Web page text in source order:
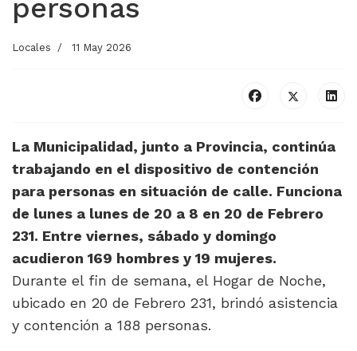
personas
Locales 11 May 2026
La Municipalidad, junto a Provincia, continúa
trabajando en el dispositivo de contención
para personas en situación de calle. Funciona
de lunes a lunes de 20 a 8 en 20 de Febrero
231. Entre viernes, sábado y domingo
acudieron 169 hombres y 19 mujeres.
Durante el fin de semana, el Hogar de Noche,
ubicado en 20 de Febrero 231, brindó asistencia
y contención a 188 personas.